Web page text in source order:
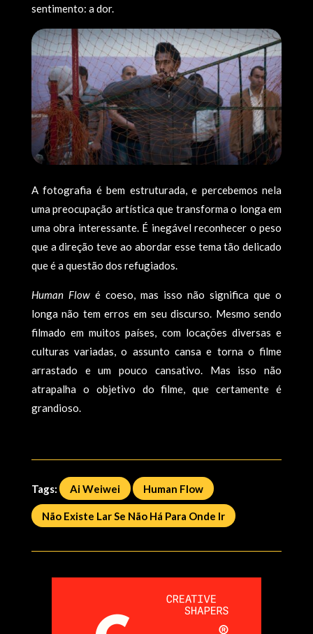
sentimento: a dor.
A fotografia é bem estruturada, e percebemos nela
uma preocupação artística que transforma o longa em
uma obra interessante. É inegável reconhecer o peso
que a direção teve ao abordar esse tema tão delicado
que é a questão dos refugiados.
Human Flowé coeso, mas isso não significa que o
longa não tem erros em seu discurso. Mesmo sendo
filmado em muitos países, com locações diversas e
culturas variadas, o assunto cansa e torna o filme
arrastado e um pouco cansativo. Mas isso não
atrapalha o objetivo do filme, que certamente é
grandioso.
Tags: Ai Weiwei Human Flow
Não Existe Lar Se Não Há Para Onde Ir